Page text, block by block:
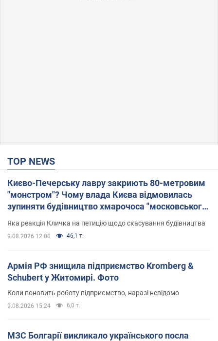
TOP NEWS
Києво-Печерську лавру закриють 80-метровим
"монстром"? Чому влада Києва відмовилась
зупиняти будівництво хмарочоса "московського
вірянина"
Яка реакція Кличка на петицію щодо скасування будівництва
9.08.2026 12:00 46,1 т.
Армія РФ знищила підприємство Kromberg &
Schubert у Житомирі. Фото
Коли поновить роботу підприємство, наразі невідомо
9.08.2026 15:24 6,0 т.
МЗС Болгарії викликало українського посла